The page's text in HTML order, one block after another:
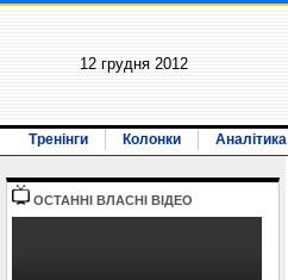
12 грудня 2012
Тренінги Колонки Аналітика
ОСТАННI ВЛАСНI ВIДЕО